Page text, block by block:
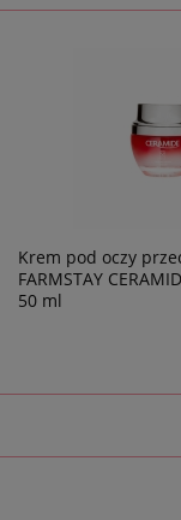
Krem pod oczy
FARMSTAY
50 ml